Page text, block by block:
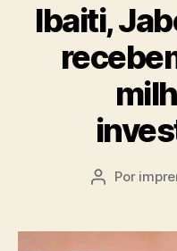
Ibaiti,
Autor
Por